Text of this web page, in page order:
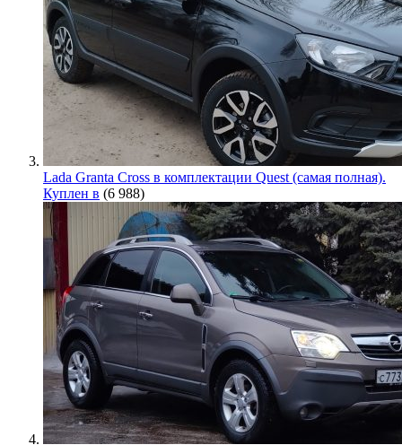
Lada Granta Cross в комплектации Quest (самая полная).
Куплен в (6 988)